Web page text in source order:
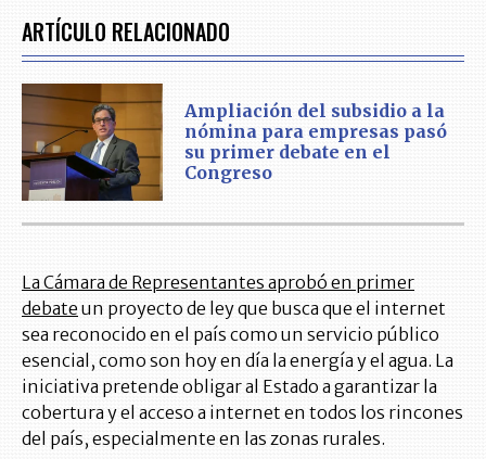
ARTÍCULO RELACIONADO
Ampliación del subsidio a la
nómina para empresas pasó
su primer debate en el
Congreso
La Cámara de Representantes aprobó en primer
debateun proyecto de ley que busca que el internet
sea reconocido en el país como un servicio público
esencial, como son hoy en día la energía y el agua. La
iniciativa pretende obligar al Estado a garantizar la
cobertura y el acceso a internet en todos los rincones
del país, especialmente en las zonas rurales.